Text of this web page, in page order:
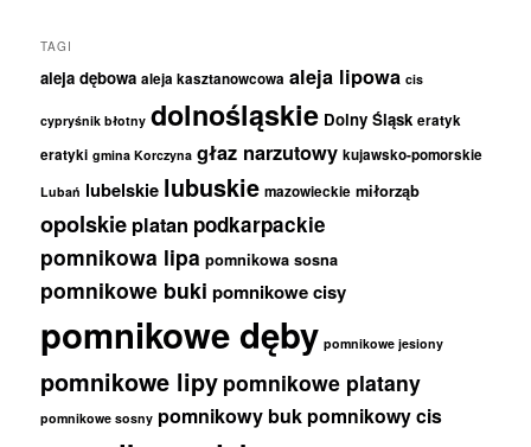
TAGI
aleja dębowa aleja kasztanowcowa aleja lipowa cis
cypryśnik błotny dolnośląskie Dolny Śląsk eratyk
eratyki gmina Korczyna głaz narzutowy kujawsko-pomorskie
Lubań lubelskie lubuskie mazowieckie miłorząb
opolskie platan podkarpackie
pomnikowa lipa pomnikowa sosna
pomnikowe buki pomnikowe cisy
pomnikowe dęby pomnikowe jesiony
pomnikowe lipy pomnikowe platany
pomnikowe sosny pomnikowy buk pomnikowy cis